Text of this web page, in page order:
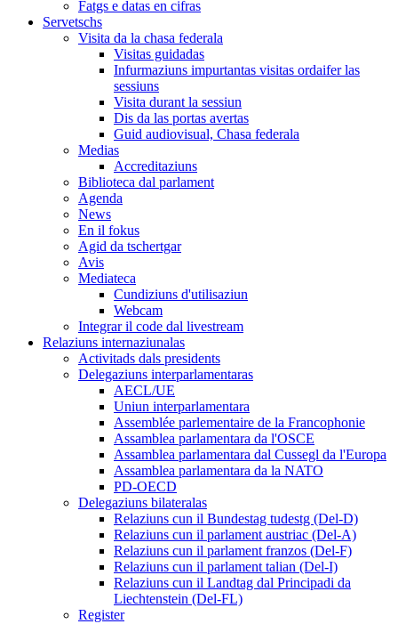
Fatgs e datas en cifras
Servetschs
Visita da la chasa federala
Visitas guidadas
Infurmaziuns impurtantas visitas ordaifer las
sessiuns
Visita durant la sessiun
Dis da las portas avertas
Guid audiovisual, Chasa federala
Medias
Accreditaziuns
Biblioteca dal parlament
Agenda
News
En il fokus
Agid da tschertgar
Avis
Mediateca
Cundiziuns d'utilisaziun
Webcam
Integrar il code dal livestream
Relaziuns internaziunalas
Activitads dals presidents
Delegaziuns interparlamentaras
AECL/UE
Uniun interparlamentara
Assemblée parlementaire de la Francophonie
Assamblea parlamentara da l'OSCE
Assamblea parlamentara dal Cussegl da l'Europa
Assamblea parlamentara da la NATO
PD-OECD
Delegaziuns bilateralas
Relaziuns cun il Bundestag tudestg (Del-D)
Relaziuns cun il parlament austriac (Del-A)
Relaziuns cun il parlament franzos (Del-F)
Relaziuns cun il parlament talian (Del-I)
Relaziuns cun il Landtag dal Principadi da
Liechtenstein (Del-FL)
Register